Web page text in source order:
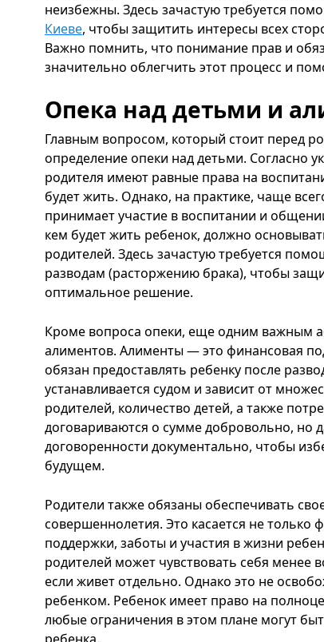
неизбежны. Здесь зачастую требуется
Киеве, чтобы защитить интересы всех
Важно помнить, что понимание прав и
значительно облегчить этот процесс и
Опека над детьми и
Главным вопросом, который стоит перед
определение опеки над детьми. Согласно
родителя имеют равные права на
будет жить. Однако, на практике, чаще
принимает участие в воспитании и
кем будет жить ребенок, должно
родителей. Здесь зачастую требуется
разводам (расторжению брака), чтобы
оптимальное решение.
Кроме вопроса опеки, еще одним важным
алиментов. Алименты — это финансовая
обязан предоставлять ребенку после
устанавливается судом и зависит от
родителей, количество детей, а также
договариваются о сумме добровольно, но
договоренности документально, чтобы
будущем.
Родители также обязаны обеспечивать
совершеннолетия. Это касается не
поддержки, заботы и участия в жизни
родителей может чувствовать себя менее
если живет отдельно. Однако это не
ребенком. Ребенок имеет право на
любые ограничения в этом плане могут